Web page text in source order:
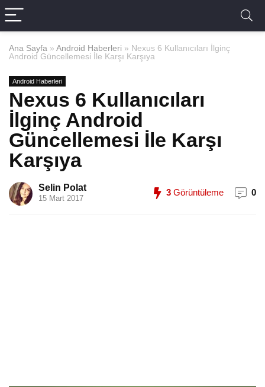
Ana Sayfa » Android Haberleri » Nexus 6 Kullanıcıları İlginç
Android Güncellemesi İle Karşı Karşıya
Android Haberleri
Nexus 6 Kullanıcıları
İlginç Android
Güncellemesi İle Karşı
Karşıya
Selin Polat
15 Mart 2017
3 Görüntüleme 0